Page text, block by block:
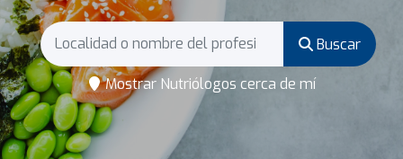
Buscar
Mostrar Nutriólogos cerca de mí